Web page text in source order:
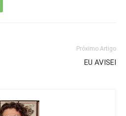
Próximo Artigo
EU AVISEI